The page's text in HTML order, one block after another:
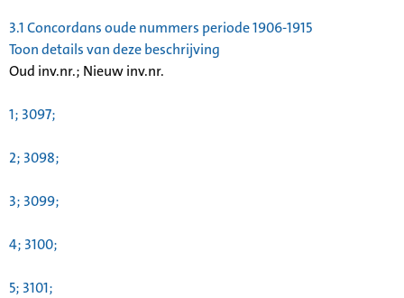
3.1Concordans oude nummers periode 1906-1915
Toon details van deze beschrijving
Oud inv.nr.; Nieuw inv.nr.
1; 3097;
2; 3098;
3; 3099;
4; 3100;
5; 3101;